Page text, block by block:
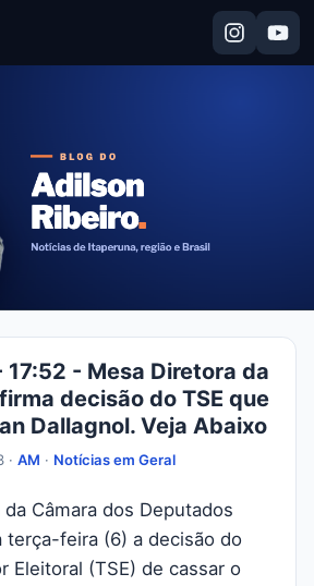
- Mesa Diretora da
decisão do TSE que
Dallagnol. Veja Abaixo
· AM · Notícias em Geral
Câmara dos Deputados
terça-feira (6) a decisão do
Eleitoral (TSE) de cassar o